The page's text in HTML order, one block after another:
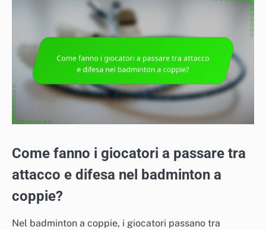
Come fanno i giocatori a passare tra
attacco e difesa nel badminton a
coppie?
Nel badminton a coppie, i giocatori passano tra